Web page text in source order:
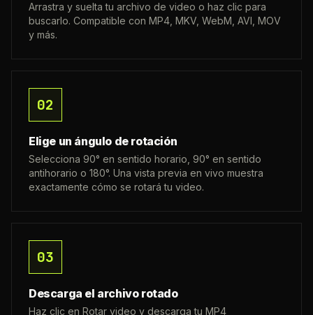
Arrastra y suelta tu archivo de video o haz clic para
buscarlo. Compatible con MP4, MKV, WebM, AVI, MOV
y más.
02
Elige un ángulo de rotación
Selecciona 90° en sentido horario, 90° en sentido
antihorario o 180°. Una vista previa en vivo muestra
exactamente cómo se rotará tu video.
03
Descarga el archivo rotado
Haz clic en Rotar video y descarga tu MP4